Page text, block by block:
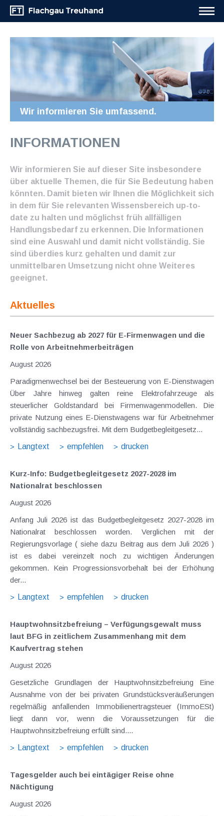
Wir informieren Sie umfassend.
INFORMATIONEN
Wir informieren Sie auf dieser Site insbesondere
über aktuelle Themen, die für Sie Bedeutung haben
könnten. Damit bieten wir Ihnen die Möglichkeit sich
in dem für Sie relevanten Wissensbereich up-to-
date zu halten und möglichst früh allfälligen
Handlungsbedarf zu erkennen. Die Informationen
sind eine Auswahl und damit nicht vollständig. Sie
sind überdies kurz gehalten und damit zur
unmittelbaren Umsetzung nicht ohne Weiteres
geeignet.
Aktuelles
Neuer Sachbezug ab 2027 für E-Firmenwagen und die
Rolle von Arbeitnehmer​­beiträgen
August 2026
Paradigmenwechsel bei der Besteuerung von E-Dienstwagen
Über Jahre hinweg galten reine Elektrofahrzeuge als
steuerlicher Goldstandard bei Firmenwagenmodellen. Die
private Nutzung eines E-Dienstwagens war für Arbeitnehmer
vollständig sachbezugsfrei. Mit dem Budgetbegleitgesetz...
Langtext
empfehlen drucken
Kurz-Info: Budgetbegleitgesetz 2027-2028 im
Nationalrat beschlossen
August 2026
Anfang Juli 2026 ist das Budgetbegleitgesetz 2027-2028 im
Nationalrat beschlossen worden. Verglichen mit der
Regierungsvorlage ( siehe dazu Beitrag aus dem Juli 2026 )
ist es dabei vereinzelt noch zu wichtigen Änderungen
gekommen. Kein Progressionsvorbehalt bei der Erhöhung
der...
Langtext
empfehlen drucken
Hauptwohnsitz​­befreiung – Verfügungsgewalt muss
laut BFG in zeitlichem Zusammenhang mit dem
Kaufvertrag stehen
August 2026
Gesetzliche Grundlagen der Hauptwohnsitzbefreiung Eine
Ausnahme von der bei privaten Grundstücksveräußerungen
regelmäßig anfallenden Immobilienertragsteuer (ImmoESt)
liegt dann vor, wenn die Voraussetzungen für die
Hauptwohnsitzbefreiung erfüllt sind....
Langtext
empfehlen drucken
Tagesgelder auch bei eintägiger Reise ohne
Nächtigung
August 2026